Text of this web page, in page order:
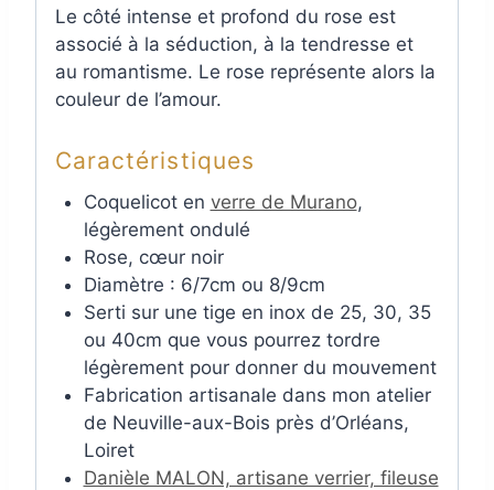
Le côté intense et profond du rose est
associé à la séduction, à la tendresse et
au romantisme. Le rose représente alors la
couleur de l’amour.
Caractéristiques
Coquelicot en verre de Murano,
légèrement ondulé
Rose, cœur noir
Diamètre : 6/7cm ou 8/9cm
Serti sur une tige en inox de 25, 30, 35
ou 40cm que vous pourrez tordre
légèrement pour donner du mouvement
Fabrication artisanale dans mon atelier
de Neuville-aux-Bois près d’Orléans,
Loiret
Danièle MALON, artisane verrier, fileuse